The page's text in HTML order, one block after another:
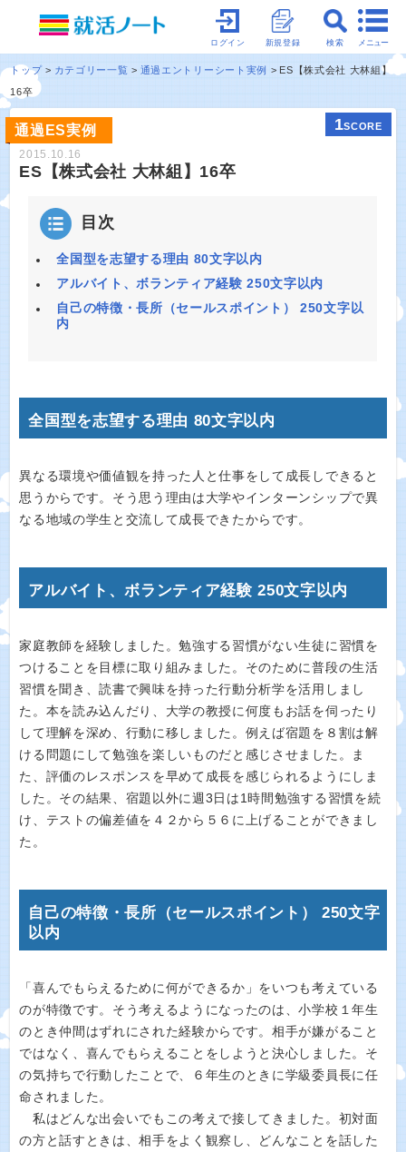
メニュー
検索
新規登録
ログイン
トップ カテゴリー一覧 通過エントリーシート実例
ES【株式会社 大林組】
16卒
通過ES実例 1SCORE
2015.10.16
ES【株式会社 大林組】16卒
目次
全国型を志望する理由 80文字以内
アルバイト、ボランティア経験 250文字以内
自己の特徴・長所（セールスポイント） 250文字以
内
全国型を志望する理由 80文字以内
異なる環境や価値観を持った人と仕事をして成長しできると
思うからです。そう思う理由は大学やインターンシップで異
なる地域の学生と交流して成長できたからです。
アルバイト、ボランティア経験 250文字以内
家庭教師を経験しました。勉強する習慣がない生徒に習慣を
つけることを目標に取り組みました。そのために普段の生活
習慣を聞き、読書で興味を持った行動分析学を活用しまし
た。本を読み込んだり、大学の教授に何度もお話を伺ったり
して理解を深め、行動に移しました。例えば宿題を８割は解
ける問題にして勉強を楽しいものだと感じさせました。ま
た、評価のレスポンスを早めて成長を感じられるようにしま
した。その結果、宿題以外に週3日は1時間勉強する習慣を続
け、テストの偏差値を４２から５６に上げることができまし
た。
自己の特徴・長所（セールスポイント） 250文字
以内
「喜んでもらえるために何ができるか」をいつも考えている
のが特徴です。そう考えるようになったのは、小学校１年生
のとき仲間はずれにされた経験からです。相手が嫌がること
ではなく、喜んでもらえることをしようと決心しました。そ
の気持ちで行動したことで、６年生のときに学級委員長に任
命されました。
私はどんな出会いでもこの考えで接してきました。初対面
の方と話すときは、相手をよく観察し、どんなことを話した